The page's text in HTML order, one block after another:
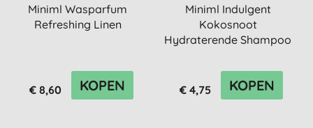
Miniml Wasparfum
Refreshing Linen
€ 8,60 KOPEN
Miniml Indulgent
Kokosnoot
Hydraterende Shampoo
€ 4,75 KOPEN